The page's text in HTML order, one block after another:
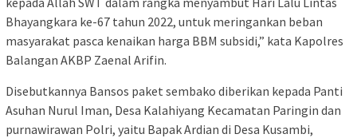
Bhayangkara ke-67 tahun 2022, untuk meringankan beban
masyarakat pasca kenaikan harga BBM subsidi,” kata Kapolres
Balangan AKBP Zaenal Arifin.
Disebutkannya Bansos paket sembako diberikan kepada Panti
Asuhan Nurul Iman, Desa Kalahiyang Kecamatan Paringin dan
purnawirawan Polri, yaitu Bapak Ardian di Desa Kusambi,